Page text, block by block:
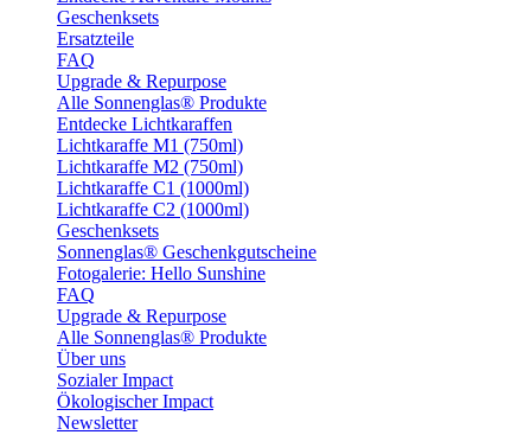
Geschenksets
Ersatzteile
FAQ
Upgrade & Repurpose
Alle Sonnenglas® Produkte
Entdecke Lichtkaraffen
Lichtkaraffe M1 (750ml)
Lichtkaraffe M2 (750ml)
Lichtkaraffe C1 (1000ml)
Lichtkaraffe C2 (1000ml)
Geschenksets
Sonnenglas® Geschenkgutscheine
Fotogalerie: Hello Sunshine
FAQ
Upgrade & Repurpose
Alle Sonnenglas® Produkte
Über uns
Sozialer Impact
Ökologischer Impact
Newsletter